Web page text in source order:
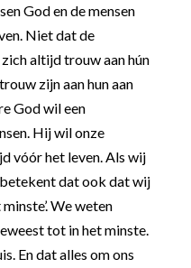
God en de mensen
Niet dat de
altijd trouw aan hún
zijn aan hun aan
God wil een
Hij wil onze
vóór het leven. Als wij
dat ook dat wij
We weten
tot in het minste.
En dat alles om ons